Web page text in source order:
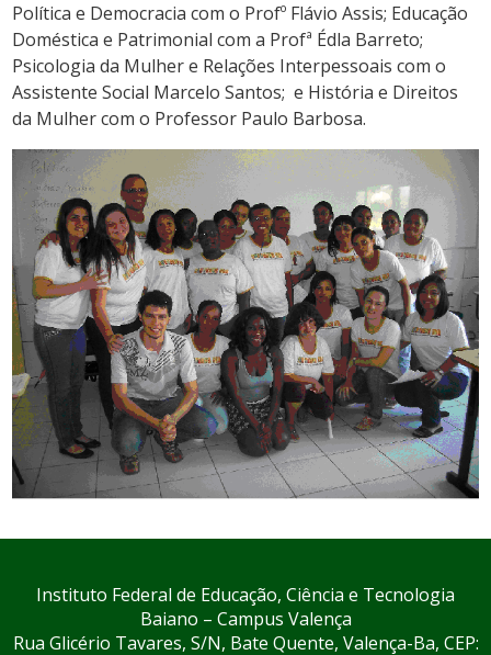
Política e Democracia com o Profº Flávio Assis; Educação
Doméstica e Patrimonial com a Profª Édla Barreto;
Psicologia da Mulher e Relações Interpessoais com o
Assistente Social Marcelo Santos; e História e Direitos
da Mulher com o Professor Paulo Barbosa.
Instituto Federal de Educação, Ciência e Tecnologia
Baiano – Campus Valença
Rua Glicério Tavares, S/N, Bate Quente, Valença-Ba, CEP: